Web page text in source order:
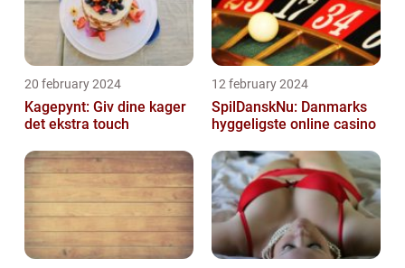
20 february 2024
Kagepynt: Giv dine kager
det ekstra touch
12 february 2024
SpilDanskNu: Danmarks
hyggeligste online casino